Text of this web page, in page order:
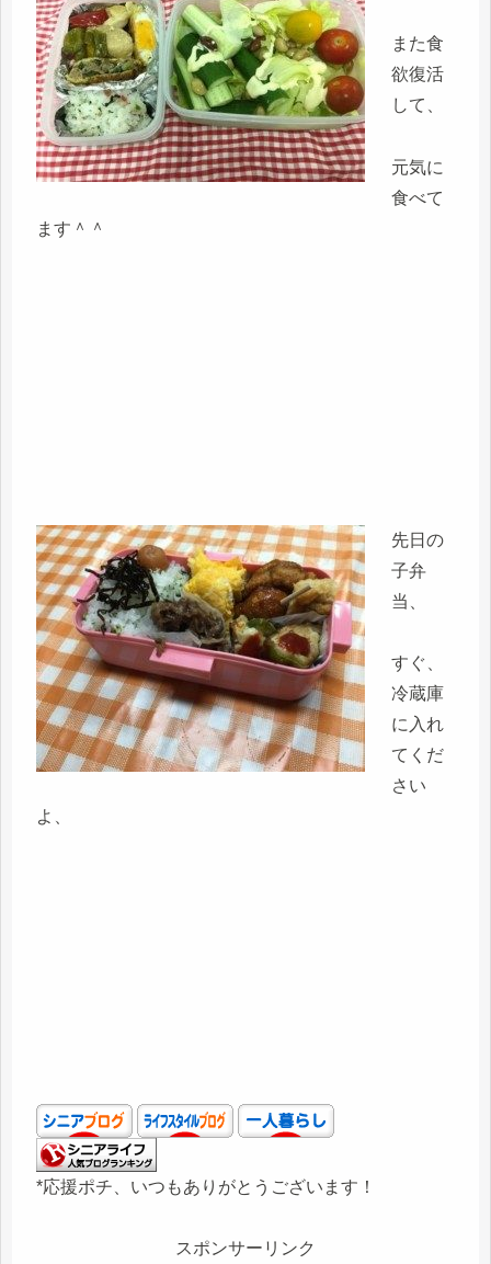
また食
欲復活
して、
元気に
食べて
ます＾＾
先日の
子弁
当、
すぐ、
冷蔵庫
に入れ
てくだ
さい
よ、
*応援ポチ、いつもありがとうございます！
スポンサーリンク